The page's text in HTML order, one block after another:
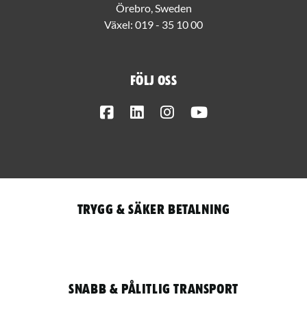
Örebro, Sweden
Växel: 019 - 35 10 00
Följ oss
FacebookLinkedInInstagram
Trygg & säker betalning
Snabb & pålitlig transport